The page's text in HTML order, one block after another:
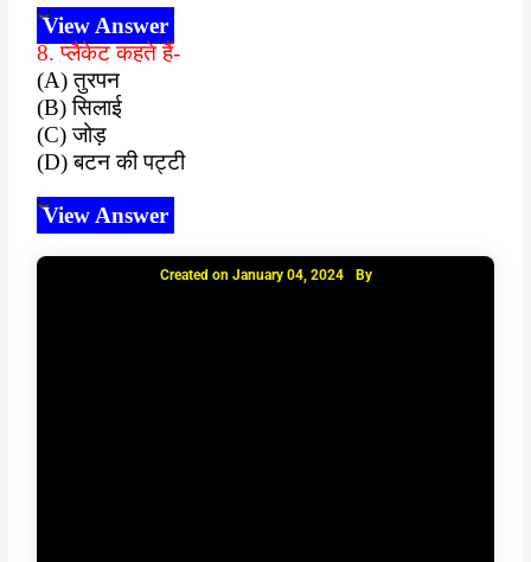
View Answer
8. प्लैकेट कहते हैं-
(A) तुरपन
(B) सिलाई
(C) जोड़
(D) बटन की पट्टी
View Answer
Created on January 04, 2024 By